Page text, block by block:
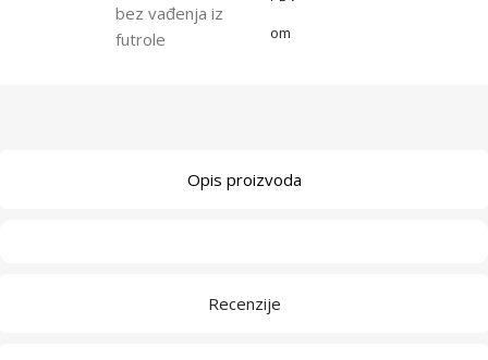
bez vađenja iz
futrole
om
Opis proizvoda
Recenzije